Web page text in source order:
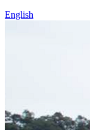
English